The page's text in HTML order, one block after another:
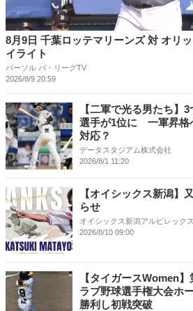
8月9日 千葉ロッテマリーンズ 対 オリ
イライト
パーソル パ・リーグTV
2026/8/9 20:59
【二軍で光る男たち】
選手が1位に 一軍昇格
対応？
データスタジアム株式会社
2026/8/1 11:20
【オイシックス新潟】
らせ
オイシックス新潟アルビレック
2026/8/10 09:00
【タイガースWomen
ラブ野球選手権大会ホ
勝利し初戦突破